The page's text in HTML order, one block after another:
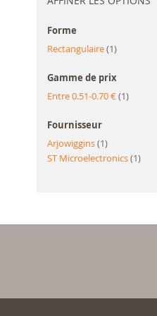
Forme
Rectangulaire 1article
Gamme de prix
Entre 0.51-0.70 € 1article
Fournisseur
Arjowiggins 1article
ST Microelectronics 1article